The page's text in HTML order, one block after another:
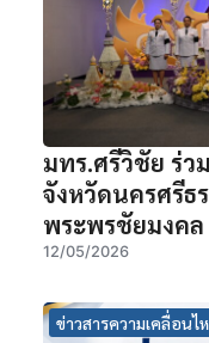
มทร.ศรีวิชัย ร่ว
จังหวัดนครศรีธ
พระพรชัยมงคล
12/05/2026
ข่าวสารความเคลื่อนไ